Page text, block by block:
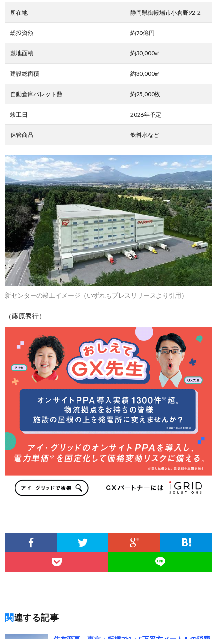
所在地 静岡県御殿場市小倉野92-2
総投資額 約70億円
敷地面積 約30,000㎡
建設総面積 約30,000㎡
自動倉庫パレット数 約25,000枚
竣工日 2026年予定
保管商品 飲料水など
新センターの竣工イメージ（いずれもプレスリリースより引用）
（藤原秀行）
関連する記事